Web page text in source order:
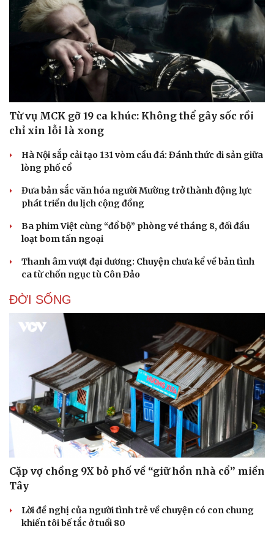
Từ vụ MCK gỡ 19 ca khúc: Không thể gây sốc rồi
chỉ xin lỗi là xong
Hà Nội sắp cải tạo 131 vòm cầu đá: Đánh thức di sản giữa
lòng phố cổ
Đưa bản sắc văn hóa người Mường trở thành động lực
phát triển du lịch cộng đồng
Ba phim Việt cùng “đổ bộ” phòng vé tháng 8, đối đầu
loạt bom tấn ngoại
Thanh âm vượt đại dương: Chuyện chưa kể về bản tình
ca từ chốn ngục tù Côn Đảo
ĐỜI SỐNG
Cặp vợ chồng 9X bỏ phố về “giữ hồn nhà cổ” miền
Tây
Lời đề nghị của người tình trẻ về chuyện có con chung
khiến tôi bế tắc ở tuổi 80